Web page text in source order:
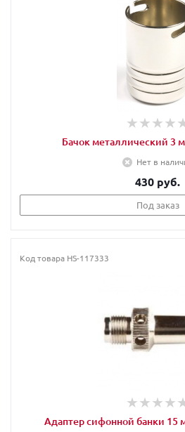
Бачок металлический 3
Нет в
430 руб.
Под заказ
Код товара HS-117333
Адаптер сифонной банки 15